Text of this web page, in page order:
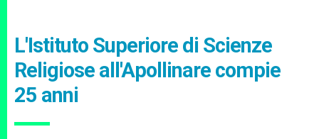
L'Istituto Superiore di Scienze
Religiose all'Apollinare compie
25 anni